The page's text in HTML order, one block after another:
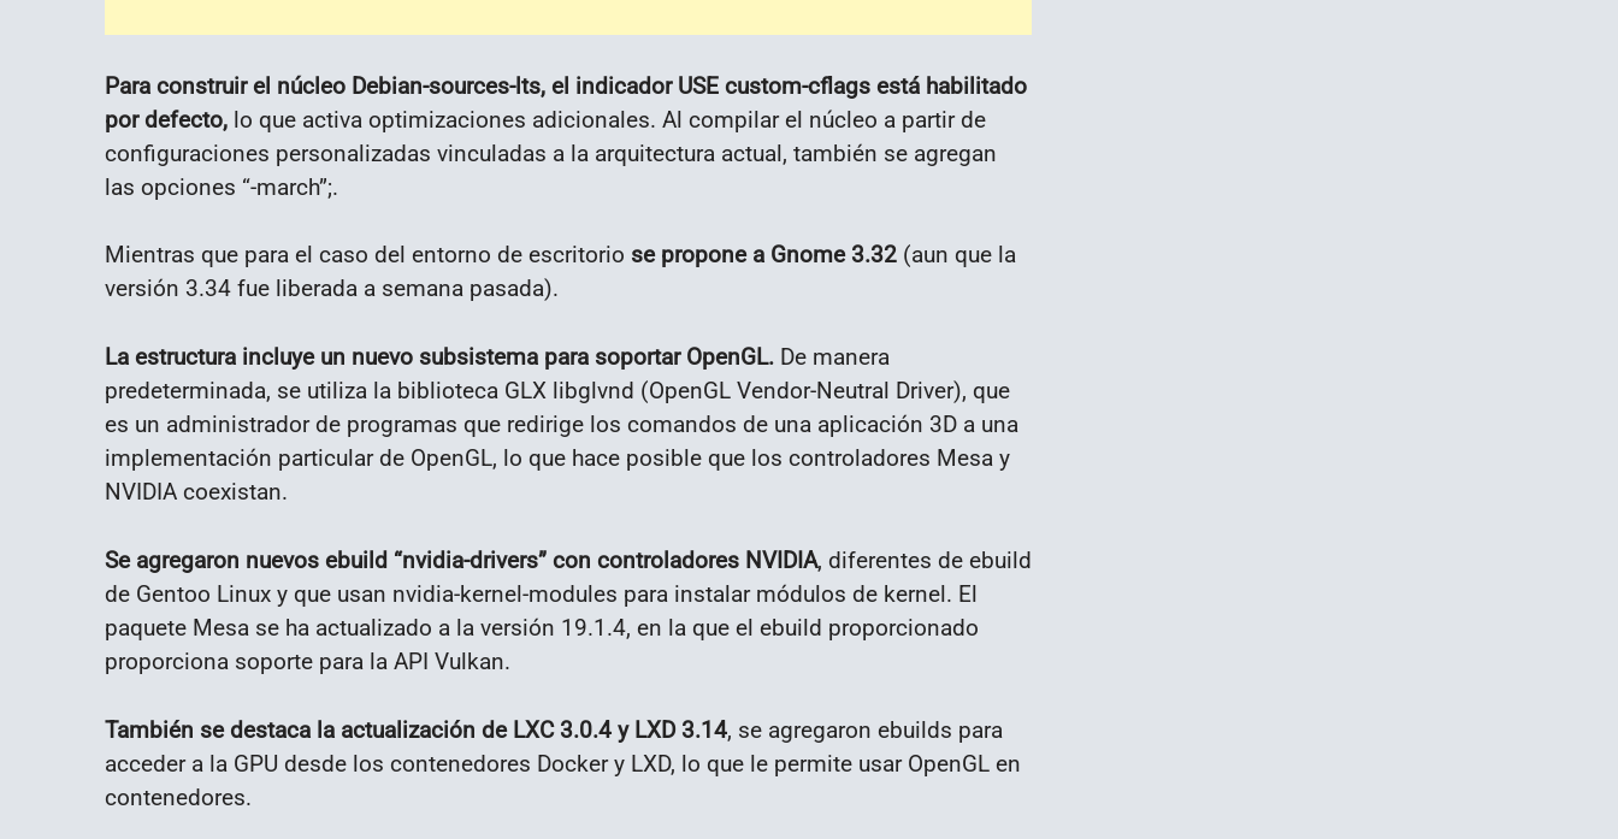
Para construir el núcleo Debian-sources-lts, el indicador USE custom-cflags está habilitado
por defecto, lo que activa optimizaciones adicionales. Al compilar el núcleo a partir de
configuraciones personalizadas vinculadas a la arquitectura actual, también se agregan
las opciones “-march”;.
Mientras que para el caso del entorno de escritorio se propone a Gnome 3.32 (aun que la
versión 3.34 fue liberada a semana pasada).
La estructura incluye un nuevo subsistema para soportar OpenGL. De manera
predeterminada, se utiliza la biblioteca GLX libglvnd (OpenGL Vendor-Neutral Driver), que
es un administrador de programas que redirige los comandos de una aplicación 3D a una
implementación particular de OpenGL, lo que hace posible que los controladores Mesa y
NVIDIA coexistan.
Se agregaron nuevos ebuild “nvidia-drivers” con controladores NVIDIA, diferentes de ebuild
de Gentoo Linux y que usan nvidia-kernel-modules para instalar módulos de kernel. El
paquete Mesa se ha actualizado a la versión 19.1.4, en la que el ebuild proporcionado
proporciona soporte para la API Vulkan.
También se destaca la actualización de LXC 3.0.4 y LXD 3.14, se agregaron ebuilds para
acceder a la GPU desde los contenedores Docker y LXD, lo que le permite usar OpenGL en
contenedores.